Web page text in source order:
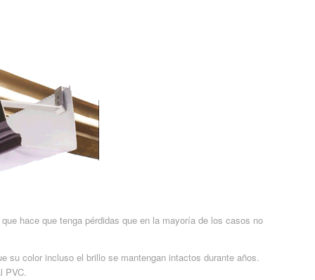
hace que tenga pérdidas que en la mayoría de los casos no
su color incluso el brillo se mantengan intactos durante años.
PVC.